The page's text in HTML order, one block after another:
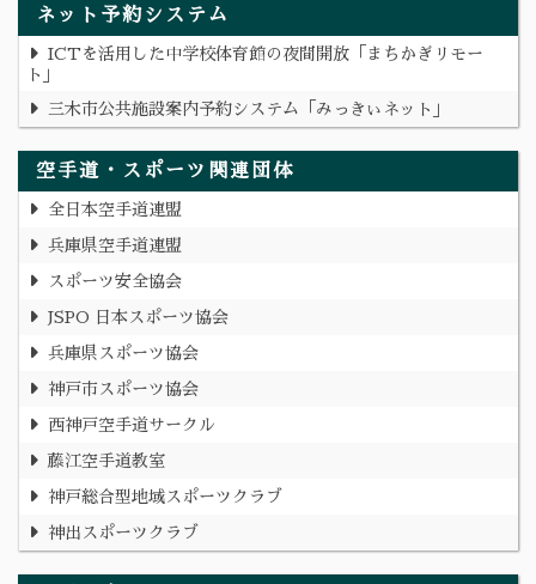
ネット予約システム
ICTを活用した中学校体育館の夜間開放「まちかぎリモー
ト」
三木市公共施設案内予約システム「みっきぃネット」
空手道・スポーツ関連団体
全日本空手道連盟
兵庫県空手道連盟
スポーツ安全協会
JSPO 日本スポーツ協会
兵庫県スポーツ協会
神戸市スポーツ協会
西神戸空手道サークル
藤江空手道教室
神戸総合型地域スポーツクラブ
神出スポーツクラブ